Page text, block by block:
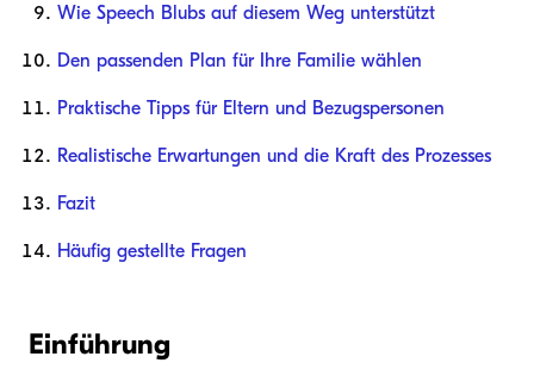
Wie Speech Blubs auf diesem Weg unterstützt
Den passenden Plan für Ihre Familie wählen
Praktische Tipps für Eltern und Bezugspersonen
Realistische Erwartungen und die Kraft des Prozesses
Fazit
Häufig gestellte Fragen
Einführung